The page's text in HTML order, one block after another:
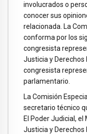
involucrados o
conocer sus
relacionada. La
conforma por los
congresista
Justicia y Derechos
congresista
parlamentario.
La Comisión
secretario técnico
El Poder Judicial,
Justicia y